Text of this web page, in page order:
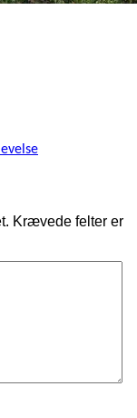
Krævede felter er